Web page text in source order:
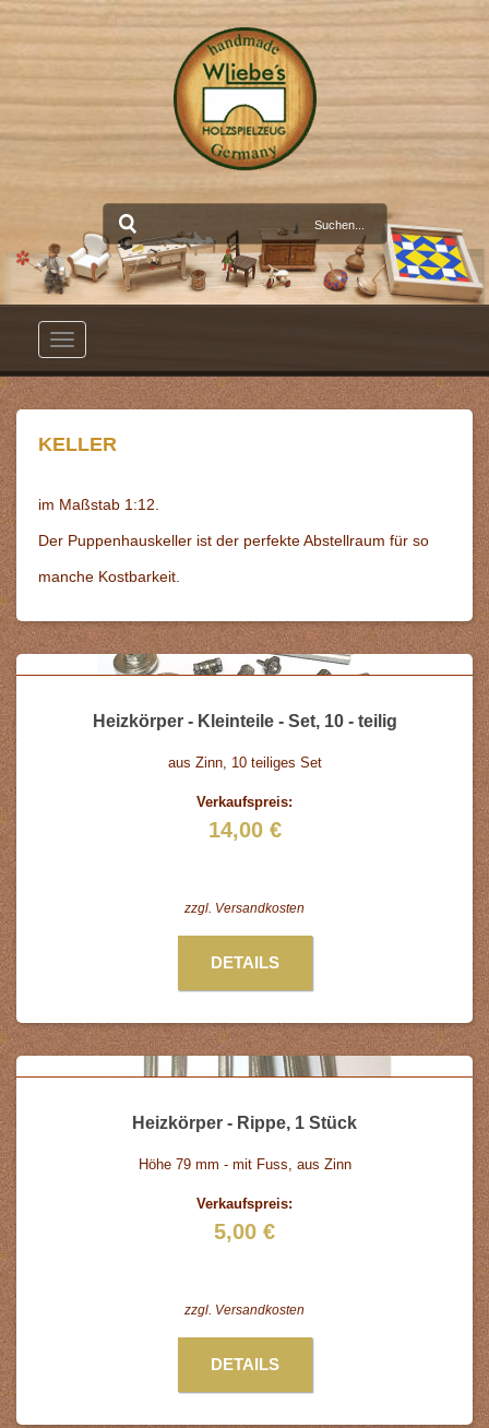
Toggle
KELLER
im Maßstab 1:12.
Der Puppenhauskeller ist der perfekte Abstellraum für so
manche Kostbarkeit.
Heizkörper - Kleinteile - Set, 10 - teilig
aus Zinn, 10 teiliges Set
Verkaufspreis:
14,00 €
zzgl. Versandkosten
DETAILS
Heizkörper - Rippe, 1 Stück
Höhe 79 mm - mit Fuss, aus Zinn
Verkaufspreis:
5,00 €
zzgl. Versandkosten
DETAILS